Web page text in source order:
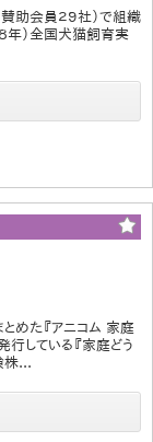
賛助会員２９社）で組織
８年）全国犬猫飼育実
めた『アニコム 家庭
している『家庭どう
株...